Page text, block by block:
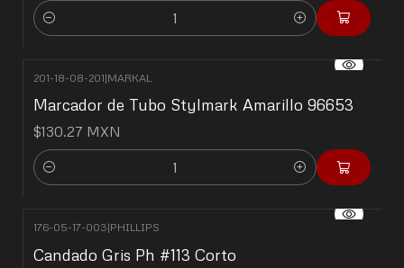
Cantidad
201-18-08-201|MARKAL
Marcador de Tubo Stylmark Amarillo 96653
$130.27 MXN
Cantidad
176-05-17-003|PHILLIPS
Candado Gris Ph #113 Corto